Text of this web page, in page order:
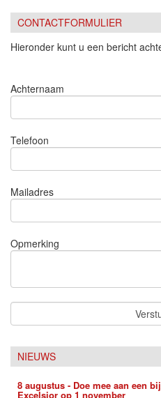
CONTACTFORMULIER
Hieronder kunt u een bericht
Achternaam
Telefoon
Mailadres
Opmerking
NIEUWS
8 augustus - Doe mee aan een
Excelsior op 1 november